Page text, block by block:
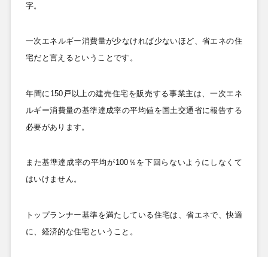
字。
一次エネルギー消費量が少なければ少ないほど、省エネの住
宅だと言えるということです。
年間に150 戸以上の建売住宅を販売する事業主は、一次エネ
ルギー消費量の基準達成率の平均値を国土交通省に報告する
必要があります。
また基準達成率の平均が100 ％を下回らないようにしなくて
はいけません。
トップランナー基準を満たしている住宅は、省エネで、快適
に、経済的な住宅ということ。